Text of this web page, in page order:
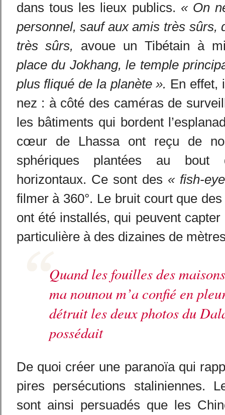
dans tous les lieux publics. « On
personnel, sauf aux amis très sûrs,
très sûrs,
avoue un Tibétain à
place du Jokhang, le temple
plus fliqué de la planète ». En effet,
nez : à côté des caméras de
les bâtiments qui bordent
cœur de Lhassa ont reçu de
sphériques plantées au
horizontaux. Ce sont des « fish-
filmer à 360°. Le bruit court que
ont été installés, qui peuvent
particulière à des dizaines de
Quand les fouilles des
ma nounou m’a confié en
détruit les deux photos du
possédait
De quoi créer une paranoïa qui
pires persécutions staliniennes.
sont ainsi persuadés que les